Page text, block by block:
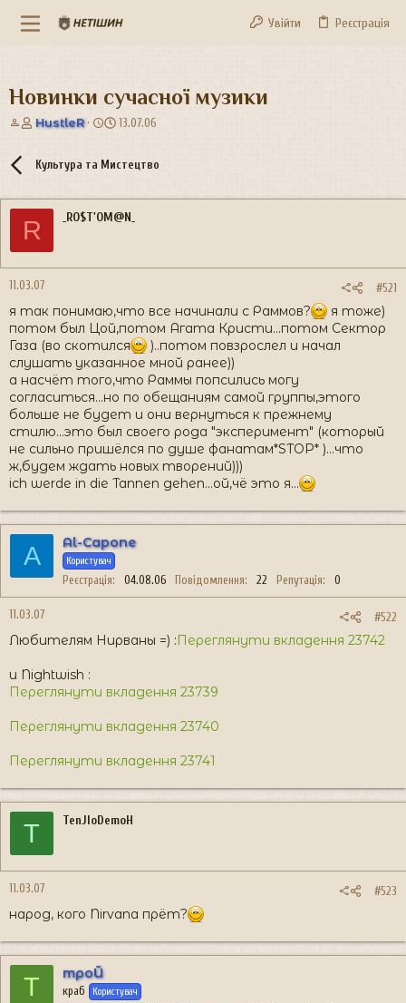
Увійти Реєстрація
Новинки сучасної музики
А
о
т
е
м
и
HustleR
Д
а
т
в
е
я
13.07.06
Культура та Мистецтво
R _RO$T'OM@N_
11.03.07 #521
я так понимаю,что все начинали с Раммов?
я тоже)
потом был Цой,потом Агата Кристи...потом Сектор
Газа (во скотился
)..потом повзрослел и начал
слушать указанное мной ранее))
а насчёт того,что Раммы попсились могу
согласиться...но по обещаниям самой группы,этого
больше не будет и они вернуться к прежнему
стилю...это был своего рода "эксперимент" (который
не сильно пришёлся по душе фанатам*STOP* )...что
ж,будем ждать новых творений)))
ich werde in die Tannen gehen...ой,чё это я...
A Al-Capone
Користувач
Реєстрація 04.08.06 Повідомлення 22 Репутація 0
11.03.07 #522
Любителям Нирваны =) :Переглянути вкладення 23742
и Nightwish :
Переглянути вкладення 23739
Переглянути вкладення 23740
Переглянути вкладення 23741
T TenJloDemoH
11.03.07 #523
народ, кого Nirvana прёт?
Т троЙ
краб Користувач